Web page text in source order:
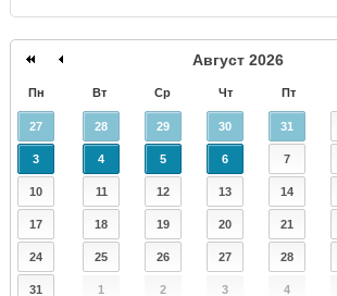
Август 2026
Пн Вт Ср Чт Пт
27 28 29 30 31
3 4 5 6 7
10 11 12 13 14
17 18 19 20 21
24 25 26 27 28
31 1 2 3 4